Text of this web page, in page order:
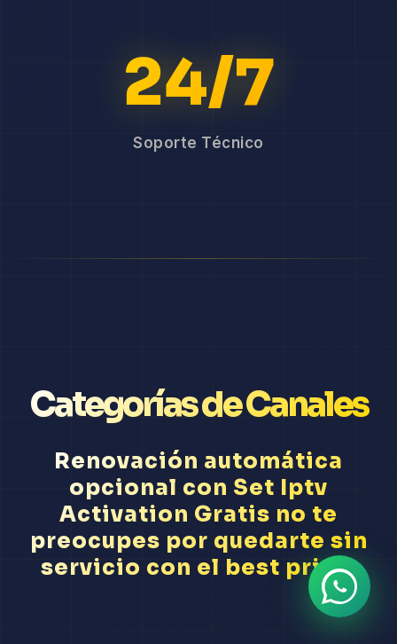
24/7
Soporte Técnico
Categorías de Canales
Renovación automática
opcional con Set Iptv
Activation Gratis no te
preocupes por quedarte sin
servicio con el best price.